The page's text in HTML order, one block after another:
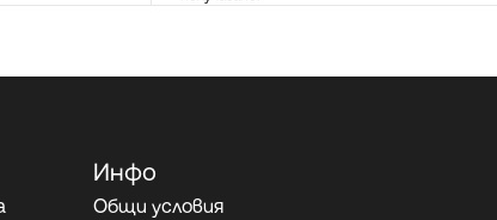
Инфо
Общи условия